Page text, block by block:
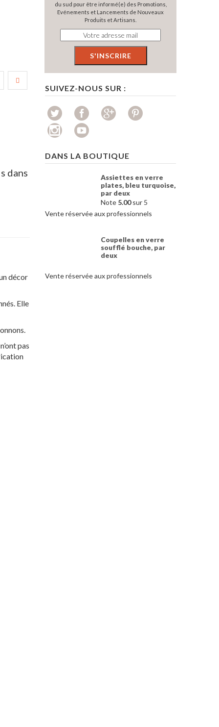
dans
décor
Elle
pas
du sud pour être informé(e) des Promotions,
Evénements et Lancements de Nouveaux
Produits et Artisans.
SUIVEZ-NOUS SUR :
DANS LA BOUTIQUE
Assiettes en verre
plates, bleu turquoise,
par deux
Note 5.00sur 5
Vente réservée aux professionnels
Coupelles en verre
soufflé bouche, par
deux
Vente réservée aux professionnels